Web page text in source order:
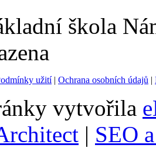
škola
užití| Ochrana osobních údajů |
vytvořila
| SEO